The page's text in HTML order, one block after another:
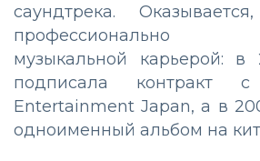
саундтрека.
профессионально
музыкальной карьерой: в
подписала контракт
Entertainment Japan, а в
одноименный альбом на